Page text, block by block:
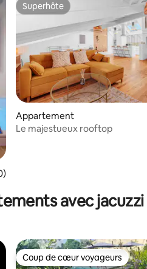
4,89 sur 5
moyenne sur la base de 50
Superhôte
Superhôte
Appartement
Le majestueux rooftop
avec jacuzzi
Coup de cœur voyageurs
Coup de cœur voyageurs